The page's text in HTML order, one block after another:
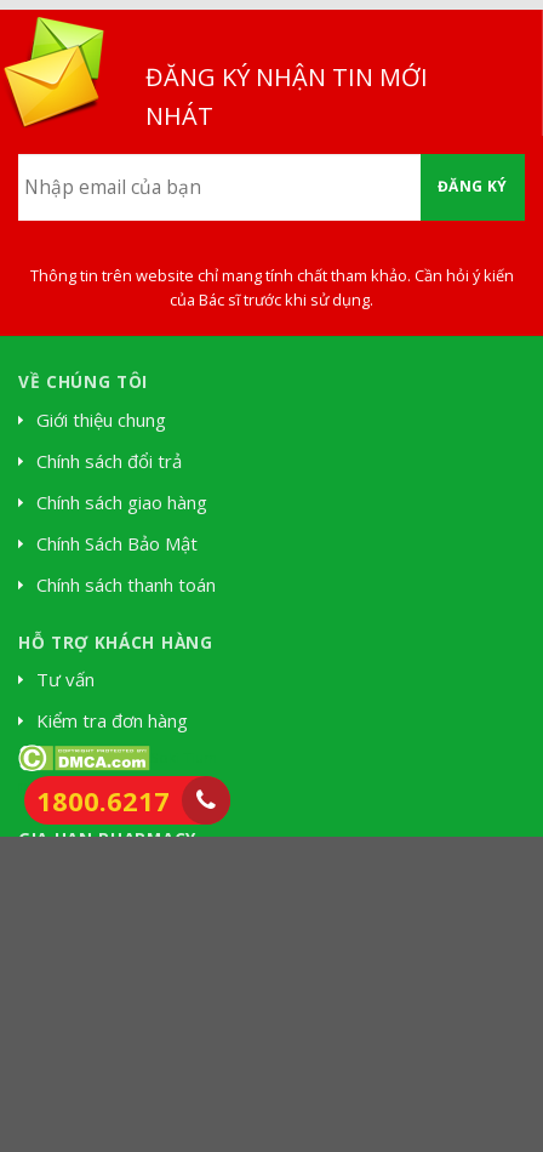
ĐĂNG KÝ NHẬN TIN MỚI
NHÁT
ĐĂNG KÝ
Thông tin trên website chỉ mang tính chất tham khảo. Cần hỏi ý kiến
của Bác sĩ trước khi sử dụng.
VỀ CHÚNG TÔI
Giới thiệu chung
Chính sách đổi trả
Chính sách giao hàng
Chính Sách Bảo Mật
Chính sách thanh toán
HỖ TRỢ KHÁCH HÀNG
Tư vấn
Kiểm tra đơn hàng
nhà thuốc tây
GIA HAN PHARMACY
1800.6217